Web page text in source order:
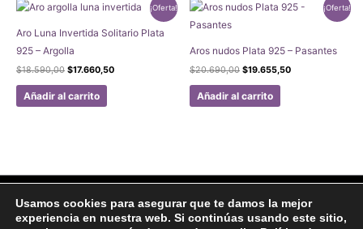
¡Oferta!
Aro Luna Invertida Solitario Plata
925 – Argolla
$18.590,00 El
original
era:
$17.660,50El
Añadir al carrito
¡Oferta!
Aros nudos Plata 925 – Pasantes
$20.690,00 El
original
era:
$19.655,50El
Añadir al carrito
Facebook Instagram
Aviso legal Politicas de Privacidad Politica de Cookies
Usamos cookies para asegurar que te damos la mejor
experiencia en nuestra web. Si continúas usando este sitio,